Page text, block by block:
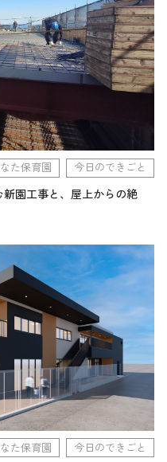
た保育園 今日のできごと
園工事と、屋上からの絶
た保育園 今日のできごと